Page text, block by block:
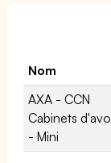
Nom
AXA - CCN
Cabinets
- Mini